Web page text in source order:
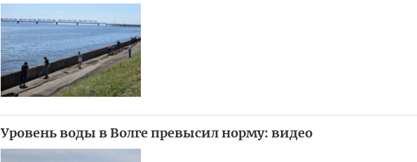
Уровень воды в Волге превысил норму: видео